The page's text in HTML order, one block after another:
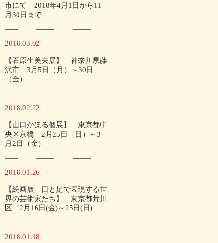
市にて 2018年4月1日から11
月30日まで
2018.03.02
【石原生美夫展】 神奈川県藤
沢市 3月5日（月）～30日
（金）
2018.02.22
【山口かほる個展】 東京都中
央区京橋 2月25日（日）～3
月2日（金）
2018.01.26
【絵画展 口と足で表現する世
界の芸術家たち】 東京都荒川
区 2月16日(金)～25日(日)
2018.01.18